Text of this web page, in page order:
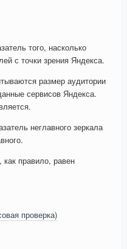
того, насколько
с точки зрения Яндекса.
размер аудитории
сервисов Яндекса.
неглавного зеркала
правило, равен
проверка)